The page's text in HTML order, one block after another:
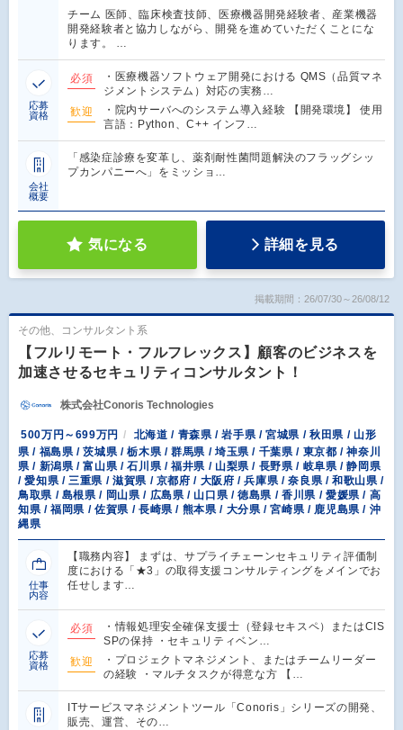
チーム 医師、臨床検査技師、医療機器開発経験者、産業機器
開発経験者と協力しながら、開発を進めていただくことにな
ります。 …
応募
資格
必須
・医療機器ソフトウェア開発における QMS（品質マネ
ジメントシステム）対応の実務…
歓迎
・院内サーバへのシステム導入経験 【開発環境】 使用
言語：Python、C++ インフ…
会社
概要
「感染症診療を変革し、薬剤耐性菌問題解決のフラッグシッ
プカンパニーへ」をミッショ…
気になる 詳細を見る
掲載期間：26/07/30～26/08/12
その他、コンサルタント系
【フルリモート・フルフレックス】顧客のビジネスを
加速させるセキュリティコンサルタント！
株式会社Conoris Technologies
500万円～699万円
北海道 / 青森県 / 岩手県 / 宮城県 / 秋田県 / 山形
県 / 福島県 / 茨城県 / 栃木県 / 群馬県 / 埼玉県 / 千葉県 / 東京都 / 神奈川
県 / 新潟県 / 富山県 / 石川県 / 福井県 / 山梨県 / 長野県 / 岐阜県 / 静岡県
/ 愛知県 / 三重県 / 滋賀県 / 京都府 / 大阪府 / 兵庫県 / 奈良県 / 和歌山県 /
鳥取県 / 島根県 / 岡山県 / 広島県 / 山口県 / 徳島県 / 香川県 / 愛媛県 / 高
知県 / 福岡県 / 佐賀県 / 長崎県 / 熊本県 / 大分県 / 宮崎県 / 鹿児島県 / 沖
縄県
仕事
内容
【職務内容】 まずは、サプライチェーンセキュリティ評価制
度における「★3」の取得支援コンサルティングをメインでお
任せします…
応募
資格
必須
・情報処理安全確保支援士（登録セキスペ）またはCIS
SPの保持 ・セキュリティベン…
歓迎
・プロジェクトマネジメント、またはチームリーダー
の経験 ・マルチタスクが得意な方 【…
ITサービスマネジメントツール「Conoris」シリーズの開発、
販売、運営、その…